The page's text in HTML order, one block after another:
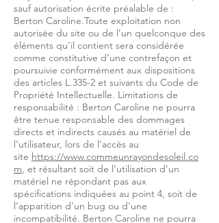
sauf autorisation écrite préalable de :
Berton Caroline.Toute exploitation non
autorisée du site ou de l’un quelconque des
éléments qu’il contient sera considérée
comme constitutive d’une contrefaçon et
poursuivie conformément aux dispositions
des articles L.335-2 et suivants du Code de
Propriété Intellectuelle. Limitations de
responsabilité : Berton Caroline ne pourra
être tenue responsable des dommages
directs et indirects causés au matériel de
l’utilisateur, lors de l’accès au
site https://www.commeunrayondesoleil.co
m, et résultant soit de l’utilisation d’un
matériel ne répondant pas aux
spécifications indiquées au point 4, soit de
l’apparition d’un bug ou d’une
incompatibilité. Berton Caroline ne pourra